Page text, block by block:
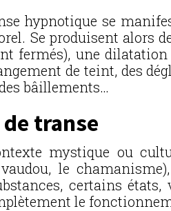
hypnotique se
Se produisent alors
fermés), une
de teint, des
bâillements…
transe
mystique ou
le
certains états,
le